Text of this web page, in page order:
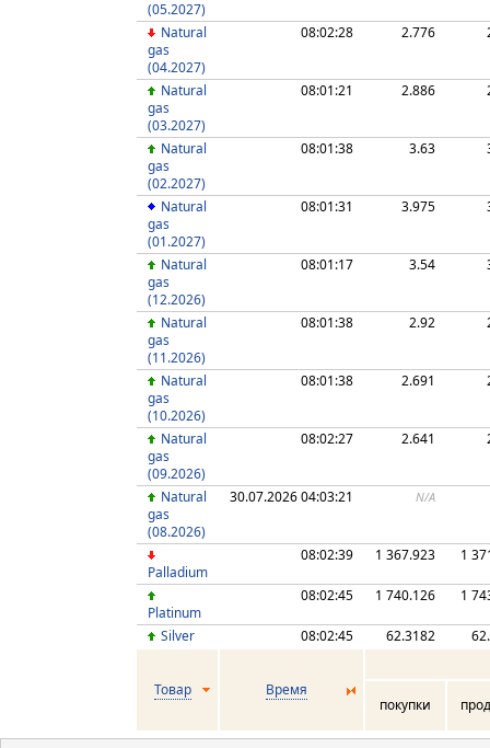
(05.2027)
Natural
gas
(04.2027)
08:02:28 2.776
Natural
gas
(03.2027)
08:01:21 2.886
Natural
gas
(02.2027)
08:01:38 3.63
Natural
gas
(01.2027)
08:01:31 3.975
Natural
gas
(12.2026)
08:01:17 3.54
Natural
gas
(11.2026)
08:01:38 2.92
Natural
gas
(10.2026)
08:01:38 2.691
Natural
gas
(09.2026)
08:02:27 2.641
Natural
gas
(08.2026)
30.07.2026 04:03:21 N/A
Palladium
08:02:39 1 367.923 1
Platinum
08:02:45 1 740.126 1
Silver 08:02:45 62.3182
Товар
Время
покупки